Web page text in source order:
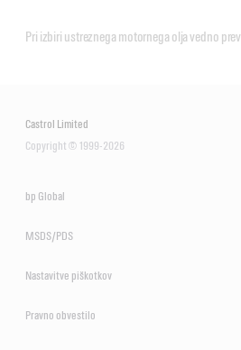
Pri izbiri ustreznega motornega olja vedno
Castrol Limited
Copyright © 1999-2026
bp Global
MSDS/PDS
Nastavitve piškotkov
Pravno obvestilo